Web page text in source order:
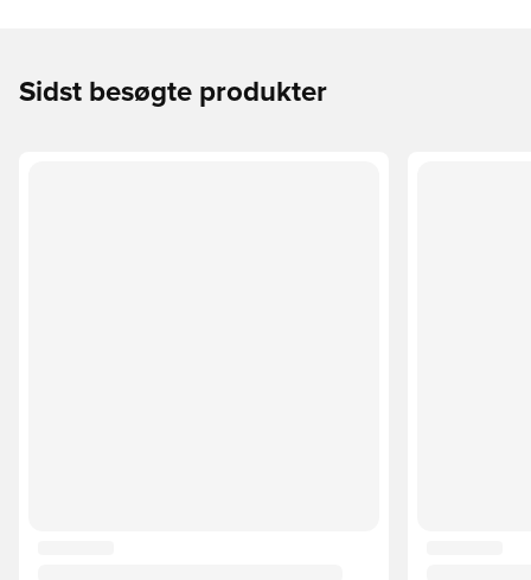
Sidst besøgte produkter